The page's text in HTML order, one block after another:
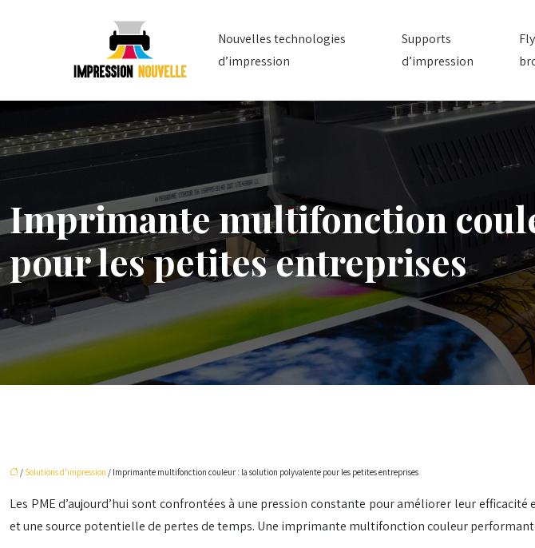
Nouvelles technologies
d’impression
Supports
d’impression
Imprimante multifonction
pour les petites entreprises
/ Solutions d'impression / Imprimante multifonction couleur : la solution polyvalente pour les petites entreprises
Les PME d’aujourd’hui sont confrontées à une pression constante pour améliorer leur
et une source potentielle de pertes de temps. Une imprimante multifonction couleur